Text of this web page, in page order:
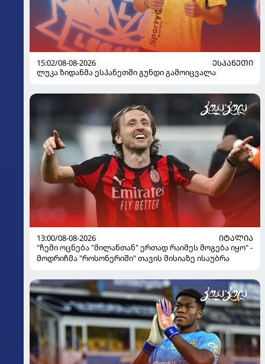
15:02/08-08-2026
ᲔᲡᲞᲐᲜᲔᲗᲘ
ლუკა ზიდანმა ესპანეთში გუნდი გამოიცვალა
13:00/08-08-2026
ᲘᲢᲐᲚᲘᲐ
"ჩემი ოცნება "მილანთან" ერთად რაიმეს მოგება იყო" -
მოდრიჩმა "როსონერიში" თავის მისიაზე ისაუბრა